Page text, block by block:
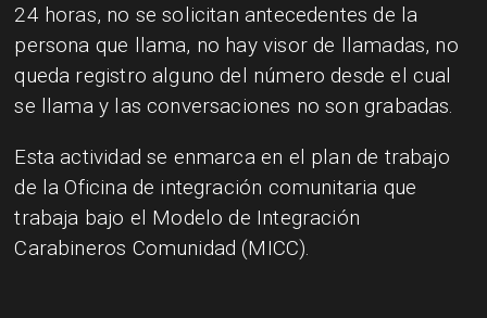
24 horas, no se solicitan antecedentes de la
persona que llama, no hay visor de llamadas, no
queda registro alguno del número desde el cual
se llama y las conversaciones no son grabadas.
Esta actividad se enmarca en el plan de trabajo
de la Oficina de integración comunitaria que
trabaja bajo el Modelo de Integración
Carabineros Comunidad (MICC).